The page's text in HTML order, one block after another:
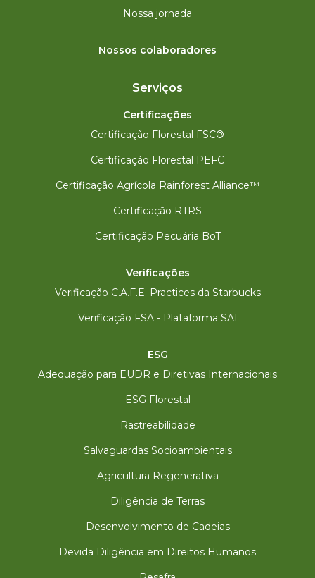
Nossa jornada
Nossos colaboradores
Serviços
Certificações
Certificação Florestal FSC®
Certificação Florestal PEFC
Certificação Agrícola Rainforest Alliance™
Certificação RTRS
Certificação Pecuária BoT
Verificações
Verificação C.A.F.E. Practices da Starbucks
Verificação FSA - Plataforma SAI
ESG
Adequação para EUDR e Diretivas Internacionais
ESG Florestal
Rastreabilidade
Salvaguardas Socioambientais
Agricultura Regenerativa
Diligência de Terras
Desenvolvimento de Cadeias
Devida Diligência em Direitos Humanos